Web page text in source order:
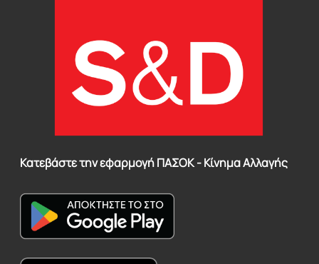
Κατεβάστε την εφαρμογή ΠΑΣΟΚ - Κίνημα Αλλαγής